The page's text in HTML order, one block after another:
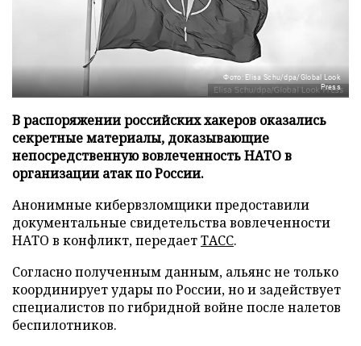
Фото: Elisa Schu/dpa/Global Look
Press
В распоряжении российских хакеров оказались
секретные материалы, доказывающие
непосредственную вовлеченность НАТО в
организации атак по России.
Анонимные кибервзломщики предоставили
документальные свидетельства вовлеченности
НАТО в конфликт, передаетТАСС.
Согласно полученным данным, альянс не только
координирует удары по России, но и задействует
специалистов по гибридной войне после налетов
беспилотников.